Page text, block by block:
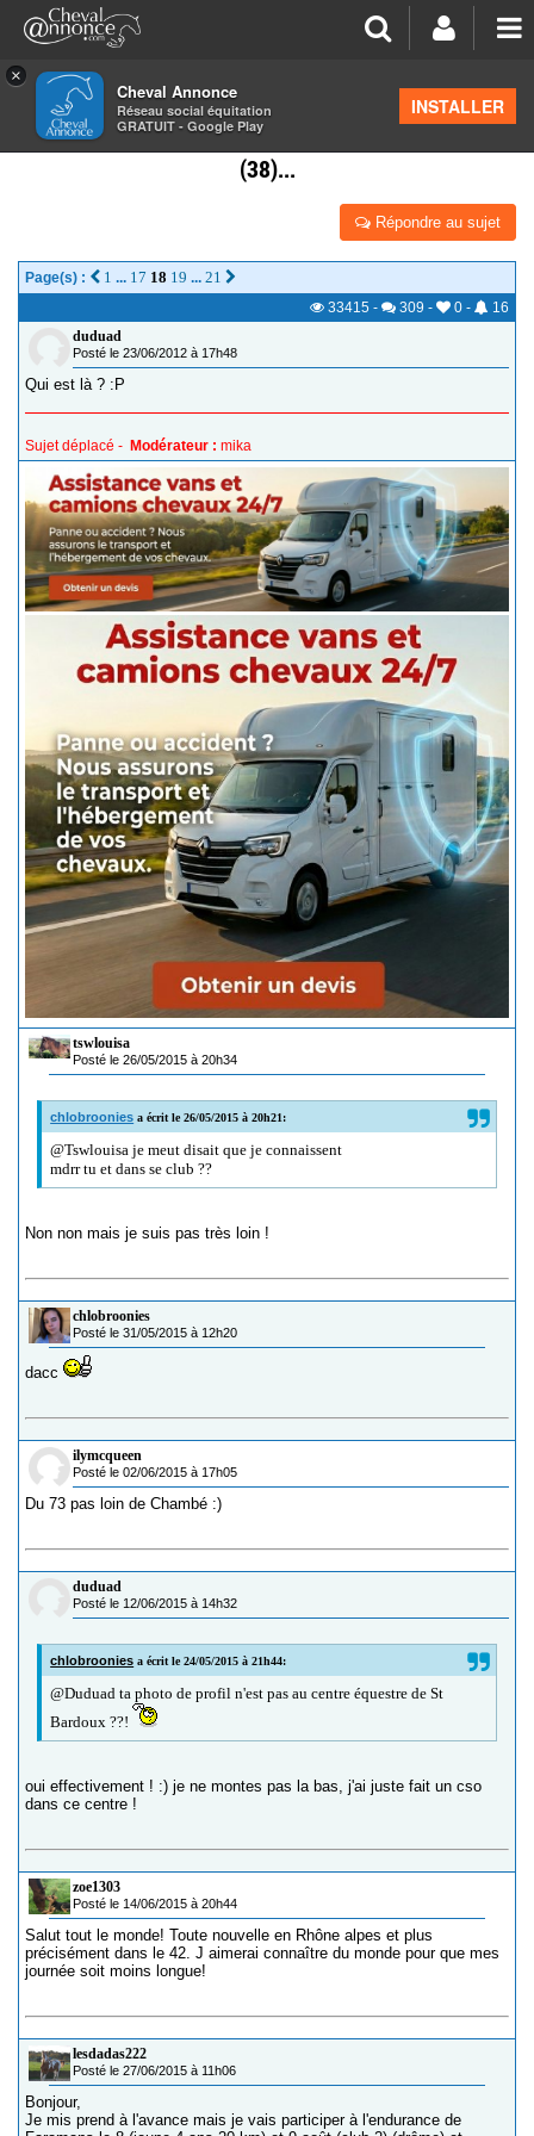
×
Cheval Annonce
Réseau social équitation
GRATUIT - Google Play
INSTALLER
>Les groupes régionaux>Rhône Alpes
CAVALIER DE RHONE-ALPES VOUS ÊTES OU?(26),
(38)...
Répondre au sujet
Page(s) : 1 ... 17 18 19 ... 21
33415 - 309 - 0 -
16
duduad
Posté le 23/06/2012 à 17h48
Qui est là ? :P
Sujet déplacé - Modérateur : mika
tswlouisa
Posté le 26/05/2015 à 20h34
chlobroonies a écrit le 26/05/2015 à 20h21:
@Tswlouisa je meut disait que je connaissent
mdrr tu et dans se club ??
Non non mais je suis pas très loin !
chlobroonies
Posté le 31/05/2015 à 12h20
dacc
ilymcqueen
Posté le 02/06/2015 à 17h05
Du 73 pas loin de Chambé :)
duduad
Posté le 12/06/2015 à 14h32
chlobroonies a écrit le 24/05/2015 à 21h44:
@Duduad ta photo de profil n'est pas au centre équestre de St
Bardoux ??!
oui effectivement ! :) je ne montes pas la bas, j'ai juste fait un cso
dans ce centre !
zoe1303
Posté le 14/06/2015 à 20h44
Salut tout le monde! Toute nouvelle en Rhône alpes et plus
précisément dans le 42. J aimerai connaître du monde pour que mes
journée soit moins longue!
lesdadas222
Posté le 27/06/2015 à 11h06
Bonjour,
Je mis prend à l'avance mais je vais participer à l'endurance de